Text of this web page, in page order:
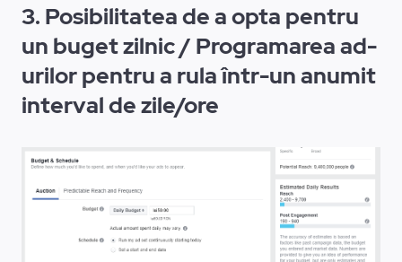
3. Posibilitatea de a opta pentru
un buget zilnic / Programarea ad-
urilor pentru a rula într-un anumit
interval de zile/ore